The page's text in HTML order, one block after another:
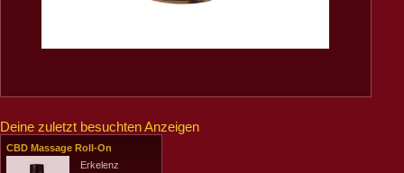
Deine zuletzt besuchten Anzeigen
CBD Massage Roll-On
Erkelenz